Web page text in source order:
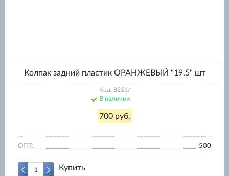
Колпак задний пластик ОРАНЖЕВЫЙ "19,5" шт
Код: 8251/
В наличии
700 руб.
ОПТ: 500
Купить